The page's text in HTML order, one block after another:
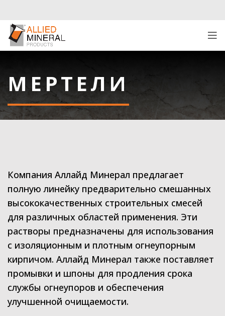
МЕРТЕЛИ
Компания Аллайд Минерал предлагает
полную линейку предварительно смешанных
высококачественных строительных смесей
для различных областей применения. Эти
растворы предназначены для использования
с изоляционным и плотным огнеупорным
кирпичом. Аллайд Минерал также поставляет
промывки и шпоны для продления срока
службы огнеупоров и обеспечения
улучшенной очищаемости.